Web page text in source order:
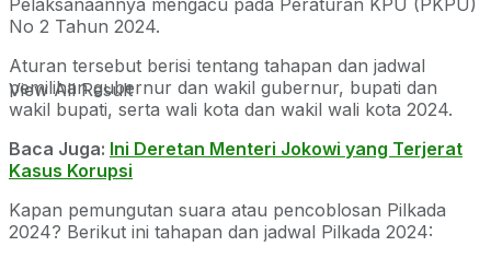
View All Result
No 2 Tahun 2024.
Aturan tersebut berisi tentang tahapan dan jadwal
pemilihan gubernur dan wakil gubernur, bupati dan
wakil bupati, serta wali kota dan wakil wali kota 2024.
Baca Juga: Ini Deretan Menteri Jokowi yang Terjerat
Kasus Korupsi
Kapan pemungutan suara atau pencoblosan Pilkada
2024? Berikut ini tahapan dan jadwal Pilkada 2024: